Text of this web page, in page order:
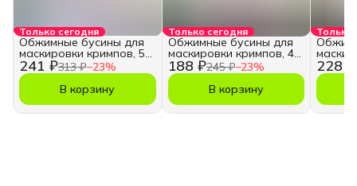
Только сегодня
241 ₽313 ₽−23%
Обжимные бусины для
маскировки кримпов, 5
мм.
В корзину
Только сегодня
188 ₽245 ₽−23%
Обжимные бусины для
маскировки кримпов, 4
мм.
В корзину
Только
228 ₽
мм.